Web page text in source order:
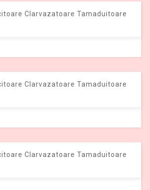
Clarvazatoare Tamaduitoare
Clarvazatoare Tamaduitoare
Clarvazatoare Tamaduitoare